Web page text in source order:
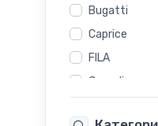
Bugatti
Caprice
FILA
Garvalin